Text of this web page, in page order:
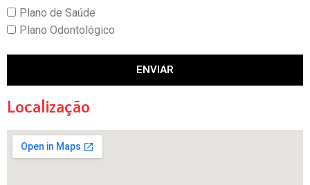
Plano de Saúde
Plano Odontológico
ENVIAR
Localização